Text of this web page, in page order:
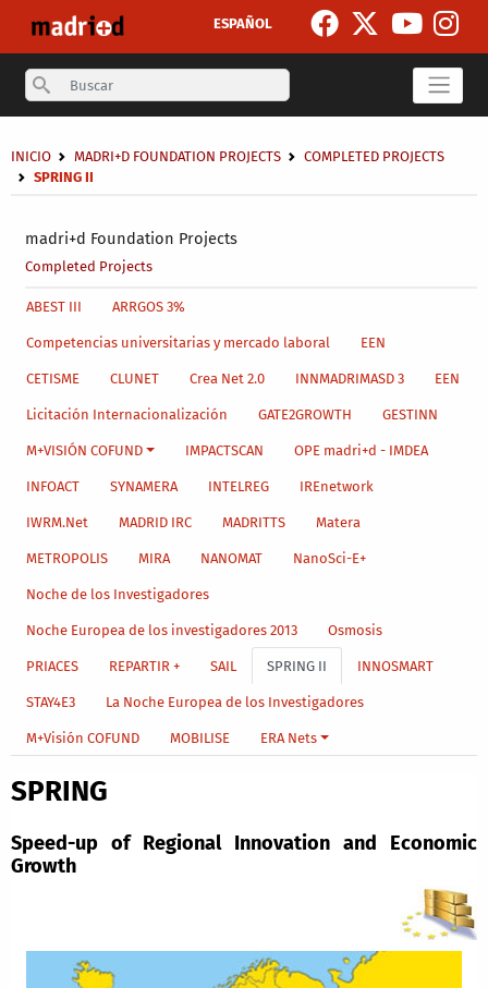
ESPAÑOL
Search
madri+d Foundation Projects
Completed Projects
Breadcrumb
INICIO MADRI+D FOUNDATION PROJECTS
COMPLETED PROJECTS
SPRING II
Main menu level 4
ABEST III ARRGOS 3%
Competencias universitarias y mercado laboral EEN
CETISME CLUNET Crea Net 2.0 INNMADRIMASD 3 EEN
Licitación Internacionalización GATE2GROWTH GESTINN
M+VISIÓN COFUND IMPACTSCAN OPE madri+d - IMDEA
INFOACT SYNAMERA INTELREG IREnetwork
IWRM.Net MADRID IRC MADRITTS Matera
METROPOLIS MIRA NANOMAT NanoSci-E+
Noche de los Investigadores
Noche Europea de los investigadores 2013 Osmosis
PRIACES REPARTIR + SAIL SPRING II INNOSMART
STAY4E3 La Noche Europea de los Investigadores
M+Visión COFUND MOBILISE ERA Nets
SPRING
Speed-up of Regional Innovation and Economic
Growth